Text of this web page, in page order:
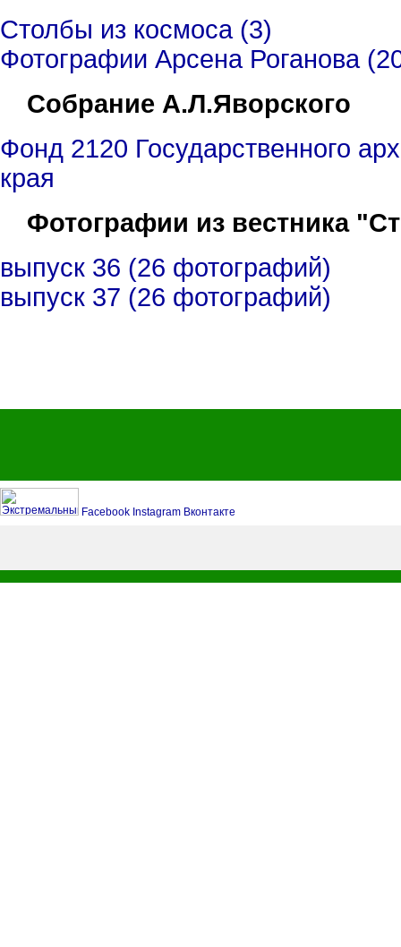
Столбы из космоса (3)
Фотографии Арсена Роганова
Собрание А.Л.Яворского
Фонд 2120 Государственного
края
Фотографии из вестника
выпуск 36 (26 фотографий)
выпуск 37 (26 фотографий)
Facebook Instagram Вконтакте